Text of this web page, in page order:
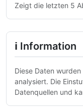
Zeigt die letzten 5
ℹ Information
Diese Daten
analysiert. Die
Datenquellen und